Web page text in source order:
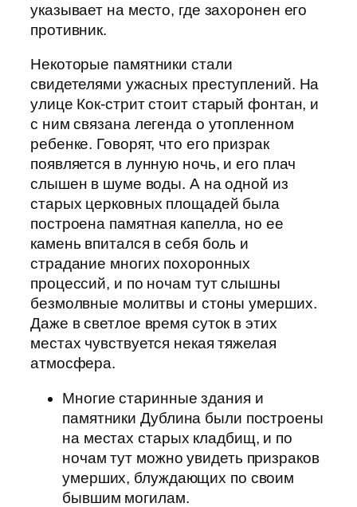
указывает на место, где захоронен его
противник.
Некоторые памятники стали
свидетелями ужасных преступлений. На
улице Кок-стрит стоит старый фонтан, и
с ним связана легенда о утопленном
ребенке. Говорят, что его призрак
появляется в лунную ночь, и его плач
слышен в шуме воды. А на одной из
старых церковных площадей была
построена памятная капелла, но ее
камень впитался в себя боль и
страдание многих похоронных
процессий, и по ночам тут слышны
безмолвные молитвы и стоны умерших.
Даже в светлое время суток в этих
местах чувствуется некая тяжелая
атмосфера.
Многие старинные здания и
памятники Дублина были построены
на местах старых кладбищ, и по
ночам тут можно увидеть призраков
умерших, блуждающих по своим
бывшим могилам.